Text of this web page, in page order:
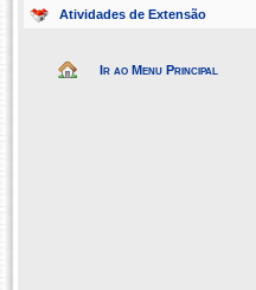
Atividades de Extensão
Ir ao Menu Principal